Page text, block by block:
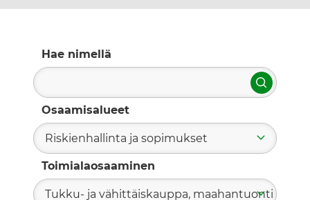
Hae nimellä
Hae
Osaamisalueet
Riskienhallinta ja sopimukset
Toimialaosaaminen
Tukku- ja vähittäiskauppa, maahantuonti